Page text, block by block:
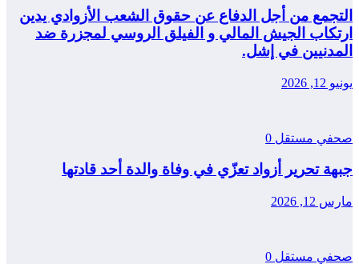
التجمع من أجل الدفاع عن حقوق الشعب الأزوادي يدين
ارتكاب الجيش المالي و الفيلق الروسي لمجزرة ضد
المدنيين في إشل.
يونيو 12, 2026
صحفي مستقل 0
جبهة تحرير أزواد تعزّي في وفاة والدة أحد قادتها
مارس 12, 2026
صحفي مستقل 0